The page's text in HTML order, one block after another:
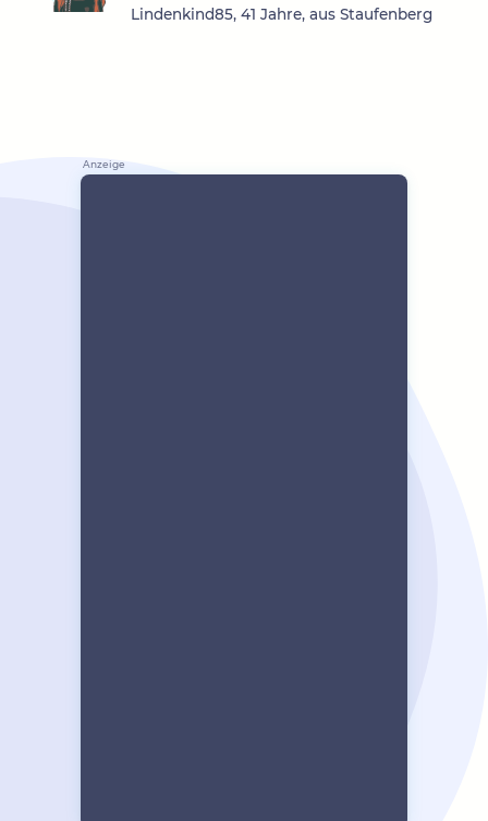
Lindenkind85, 41 Jahre, aus Staufenberg